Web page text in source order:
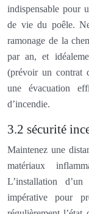
indispensable pour
de vie du poêle.
ramonage de la
par an, et
(prévoir un contrat
une évacuation
d’incendie.
3.2 sécurité
Maintenez une
matériaux
L’installation
impérative pour